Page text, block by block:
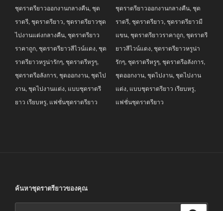
฿3,690.00.฿2,990.00.
ชุดราตรียาวออกงานกลางคืน, ชุด
ราตรี, ชุดราตรียาว, ชุดราตรียาวชุด
ไปงานแต่งกลางคืน, ชุดราตรียาว
ราคาถูก, ชุดราตรียาวสีไวน์แดง, ชุด
ราตรียาวหรูน่ารักๆ, ชุดราตรีหรูๆ,
ชุดราตรีอลังการ, ชุดออกงาน, ชุดไป
งาน, ชุดไปงานแต่ง, แบบชุดราตรี
ยาว เรียบหรู, แฟชั่นชุดราตรียาว
฿3,690.00.฿2,990.00.
ชุดราตรียาวออกงานกลางคืน, ชุด
ราตรี, ชุดราตรียาว, ชุดราตรียาวมี
แขน, ชุดราตรียาวราคาถูก, ชุดราตรี
ยาวสีไวน์แดง, ชุดราตรียาวหรูน่า
รักๆ, ชุดราตรีหรูๆ, ชุดราตรีอลังการ,
ชุดออกงาน, ชุดไปงาน, ชุดไปงาน
แต่ง, แบบชุดราตรียาว เรียบหรู,
แฟชั่นชุดราตรียาว
ค้นหาชุดราตรียาวของคุณ